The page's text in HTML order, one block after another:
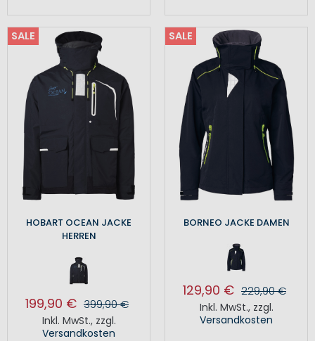
SALE
HOBART OCEAN JACKE
HERREN
199,90 € 399,90 €
Inkl. MwSt., zzgl.
Versandkosten
SALE
BORNEO JACKE DAMEN
129,90 € 229,90 €
Inkl. MwSt., zzgl.
Versandkosten